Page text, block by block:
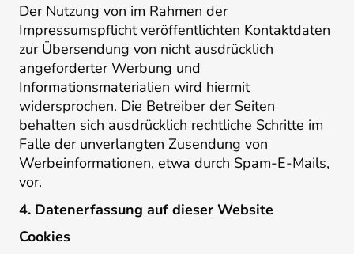
Der Nutzung von im Rahmen der
Impressumspflicht veröffentlichten Kontaktdaten
zur Übersendung von nicht ausdrücklich
angeforderter Werbung und
Informationsmaterialien wird hiermit
widersprochen. Die Betreiber der Seiten
behalten sich ausdrücklich rechtliche Schritte im
Falle der unverlangten Zusendung von
Werbeinformationen, etwa durch Spam-E-Mails,
vor.
4. Datenerfassung auf dieser Website
Cookies